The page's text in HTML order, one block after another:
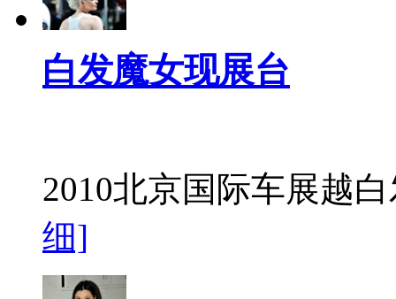
白发魔女现展台
2010北京国际车展越
细]